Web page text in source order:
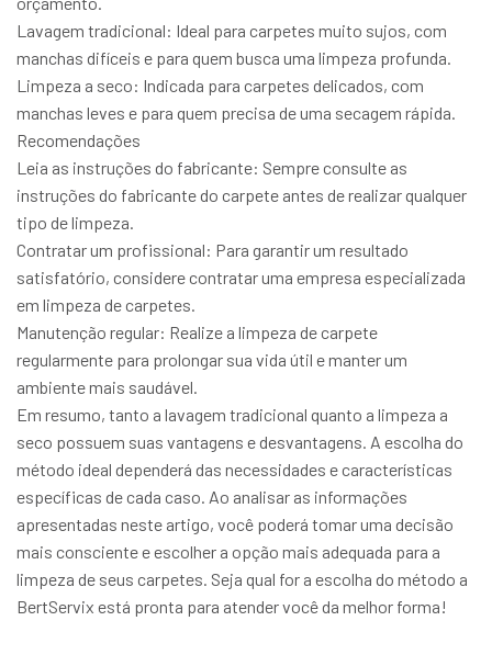
Lavagem tradicional: Ideal para carpetes muito sujos, com
manchas difíceis e para quem busca uma limpeza profunda.
Limpeza a seco: Indicada para carpetes delicados, com
manchas leves e para quem precisa de uma secagem rápida.
Recomendações
Leia as instruções do fabricante: Sempre consulte as
instruções do fabricante do carpete antes de realizar qualquer
tipo de limpeza.
Contratar um profissional: Para garantir um resultado
satisfatório, considere contratar uma empresa especializada
em limpeza de carpetes.
Manutenção regular: Realize a limpeza de carpete
regularmente para prolongar sua vida útil e manter um
ambiente mais saudável.
Em resumo, tanto a lavagem tradicional quanto a limpeza a
seco possuem suas vantagens e desvantagens. A escolha do
método ideal dependerá das necessidades e características
específicas de cada caso. Ao analisar as informações
apresentadas neste artigo, você poderá tomar uma decisão
mais consciente e escolher a opção mais adequada para a
limpeza de seus carpetes. Seja qual for a escolha do método a
BertServix está pronta para atender você da melhor forma!